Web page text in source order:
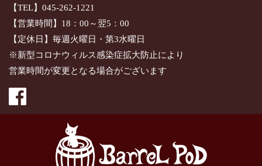
【TEL】045-262-1221
【営業時間】18：00～翌5：00
【定休日】毎週火曜日・第3水曜日
※新型コロナウィルス感染症拡大防止により
営業時間が変更となる場合がございます